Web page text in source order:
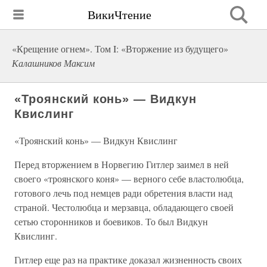
ВикиЧтение
«Крещение огнем». Том I: «Вторжение из будущего»
Калашников Максим
«Троянский конь» — Видкун
Квислинг
«Троянский конь» — Видкун Квислинг
Перед вторжением в Норвегию Гитлер заимел в ней
своего «троянского коня» — верного себе властолюбца,
готового лечь под немцев ради обретения власти над
страной. Честолюбца и мерзавца, обладающего своей
сетью сторонников и боевиков. То был Видкун
Квислинг.
Гитлер еще раз на практике доказал жизненность своих